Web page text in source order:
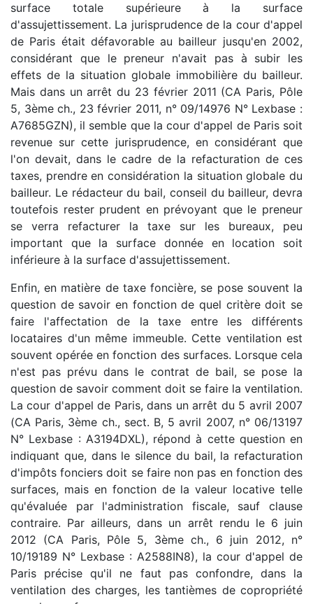
surface totale supérieure à la surface
d'assujettissement. La jurisprudence de la cour d'appel
de Paris était défavorable au bailleur jusqu'en 2002,
considérant que le preneur n'avait pas à subir les
effets de la situation globale immobilière du bailleur.
Mais dans un arrêt du 23 février 2011 (CA Paris, Pôle
5, 3ème ch., 23 février 2011, n° 09/14976 N° Lexbase :
A7685GZN), il semble que la cour d'appel de Paris soit
revenue sur cette jurisprudence, en considérant que
l'on devait, dans le cadre de la refacturation de ces
taxes, prendre en considération la situation globale du
bailleur. Le rédacteur du bail, conseil du bailleur, devra
toutefois rester prudent en prévoyant que le preneur
se verra refacturer la taxe sur les bureaux, peu
important que la surface donnée en location soit
inférieure à la surface d'assujettissement.
Enfin, en matière de taxe foncière, se pose souvent la
question de savoir en fonction de quel critère doit se
faire l'affectation de la taxe entre les différents
locataires d'un même immeuble. Cette ventilation est
souvent opérée en fonction des surfaces. Lorsque cela
n'est pas prévu dans le contrat de bail, se pose la
question de savoir comment doit se faire la ventilation.
La cour d'appel de Paris, dans un arrêt du 5 avril 2007
(CA Paris, 3ème ch., sect. B, 5 avril 2007, n° 06/13197
N° Lexbase : A3194DXL), répond à cette question en
indiquant que, dans le silence du bail, la refacturation
d'impôts fonciers doit se faire non pas en fonction des
surfaces, mais en fonction de la valeur locative telle
qu'évaluée par l'administration fiscale, sauf clause
contraire. Par ailleurs, dans un arrêt rendu le 6 juin
2012 (CA Paris, Pôle 5, 3ème ch., 6 juin 2012, n°
10/19189 N° Lexbase : A2588IN8), la cour d'appel de
Paris précise qu'il ne faut pas confondre, dans la
ventilation des charges, les tantièmes de copropriété